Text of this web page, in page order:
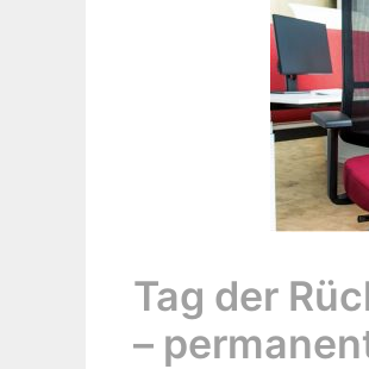
Tag der
–